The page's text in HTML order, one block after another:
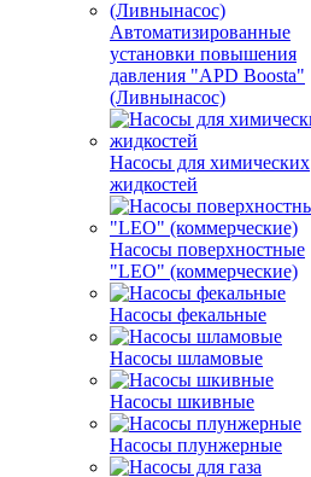
Автоматизированные
установки повышения
давления "APD Boosta"
(Ливнынасос)
Насосы для химических
жидкостей
Насосы поверхностные
"LEO" (коммерческие)
Насосы фекальные
Насосы шламовые
Насосы шкивные
Насосы плунжерные